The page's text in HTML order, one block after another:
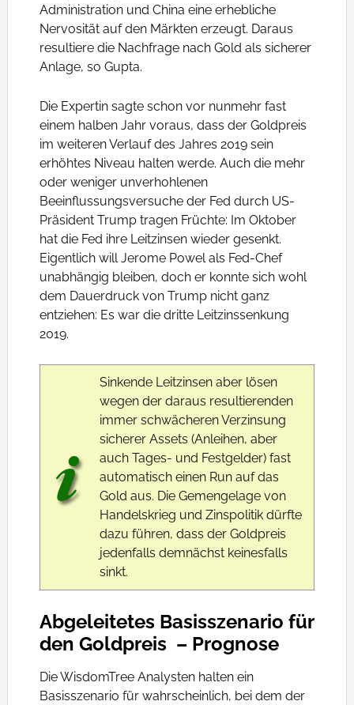
Administration und China eine erhebliche
Nervosität auf den Märkten erzeugt. Daraus
resultiere die Nachfrage nach Gold als sicherer
Anlage, so Gupta.
Die Expertin sagte schon vor nunmehr fast
einem halben Jahr voraus, dass der Goldpreis
im weiteren Verlauf des Jahres 2019 sein
erhöhtes Niveau halten werde. Auch die mehr
oder weniger unverhohlenen
Beeinflussungsversuche der Fed durch US-
Präsident Trump tragen Früchte: Im Oktober
hat die Fed ihre Leitzinsen wieder gesenkt.
Eigentlich will Jerome Powel als Fed-Chef
unabhängig bleiben, doch er konnte sich wohl
dem Dauerdruck von Trump nicht ganz
entziehen: Es war die dritte Leitzinssenkung
2019.
Sinkende Leitzinsen aber lösen
wegen der daraus resultierenden
immer schwächeren Verzinsung
sicherer Assets (Anleihen, aber
auch Tages- und Festgelder) fast
automatisch einen Run auf das
Gold aus. Die Gemengelage von
Handelskrieg und Zinspolitik dürfte
dazu führen, dass der Goldpreis
jedenfalls demnächst keinesfalls
sinkt.
Abgeleitetes Basisszenario für
den Goldpreis – Prognose
Die WisdomTree Analysten halten ein
Basisszenario für wahrscheinlich, bei dem der